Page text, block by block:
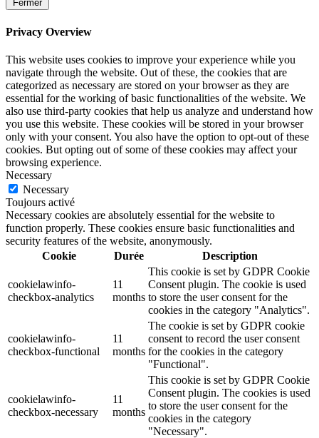
Fermer
Privacy Overview
This website uses cookies to improve your experience while you
navigate through the website. Out of these, the cookies that are
categorized as necessary are stored on your browser as they are
essential for the working of basic functionalities of the website. We
also use third-party cookies that help us analyze and understand how
you use this website. These cookies will be stored in your browser
only with your consent. You also have the option to opt-out of these
cookies. But opting out of some of these cookies may affect your
browsing experience.
Necessary
Necessary
Toujours activé
Necessary cookies are absolutely essential for the website to
function properly. These cookies ensure basic functionalities and
security features of the website, anonymously.
Cookie
Durée Description
cookielawinfo-
checkbox-analytics
11
months
This cookie is set by GDPR Cookie
Consent plugin. The cookie is used
to store the user consent for the
cookies in the category "Analytics".
cookielawinfo-
checkbox-functional
11
months
The cookie is set by GDPR cookie
consent to record the user consent
for the cookies in the category
"Functional".
cookielawinfo-
checkbox-necessary
11
months
This cookie is set by GDPR Cookie
Consent plugin. The cookies is used
to store the user consent for the
cookies in the category
"Necessary".